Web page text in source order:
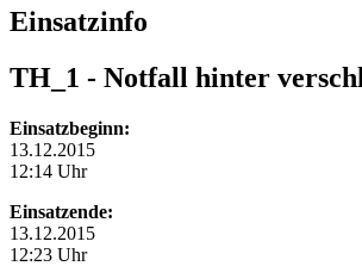
Einsatzinfo
TH_1 - Notfall hinter
Einsatzbeginn:
13.12.2015
12:14 Uhr
Einsatzende:
13.12.2015
12:23 Uhr